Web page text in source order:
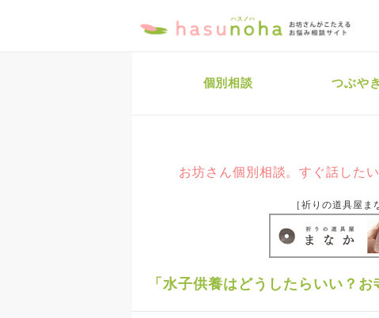
個別相談 つぶやき
お坊さん個別相談。すぐ話した
［祈りの道具屋
「水子供養はどうしたらいい？